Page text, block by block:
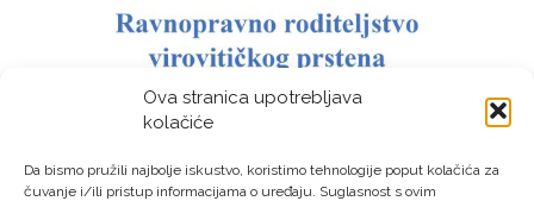
Ova stranica upotrebljava
kolačiće
Da bismo pružili najbolje iskustvo, koristimo tehnologije poput kolačića za
čuvanje i/ili pristup informacijama o uređaju. Suglasnost s ovim